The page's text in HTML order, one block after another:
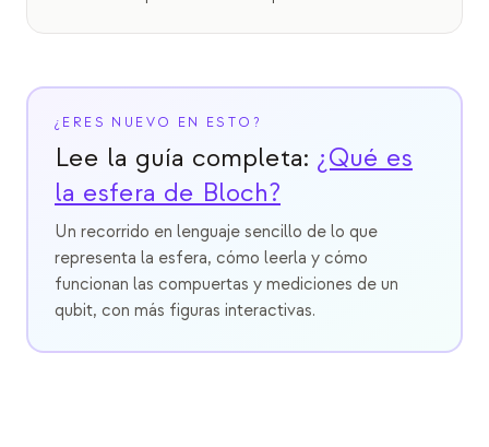
¿ERES NUEVO EN ESTO?
Lee la guía completa: ¿Qué es
la esfera de Bloch?
Un recorrido en lenguaje sencillo de lo que
representa la esfera, cómo leerla y cómo
funcionan las compuertas y mediciones de un
qubit, con más figuras interactivas.